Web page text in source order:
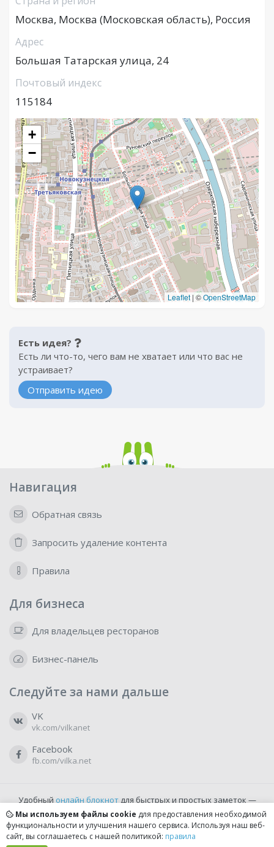
Москва, Москва (Московская область), Россия
Адрес
Большая Татарская улица, 24
Почтовый индекс
115184
+
−
Leaflet | ©OpenStreetMap
Есть идея?
Есть ли что-то, чего вам не хватает или что вас не
устраивает?
Отправить идею
Навигация
Обратная связь
Запросить удаление контента
Правила
Для бизнеса
Для владельцев ресторанов
Бизнес-панель
Следуйте за нами дальше
VK
vk.com/vilkanet
Facebook
fb.com/vilka.net
Удобный онлайн блокнотдля быстрых и простых заметок —
бесплатно и доступно прямо из браузера.
Мы используем файлы cookie для предоставления необходимой
функциональности и улучшения нашего сервиса. Используя наш веб-
сайт, вы соглашаетесь с нашей политикой: правила